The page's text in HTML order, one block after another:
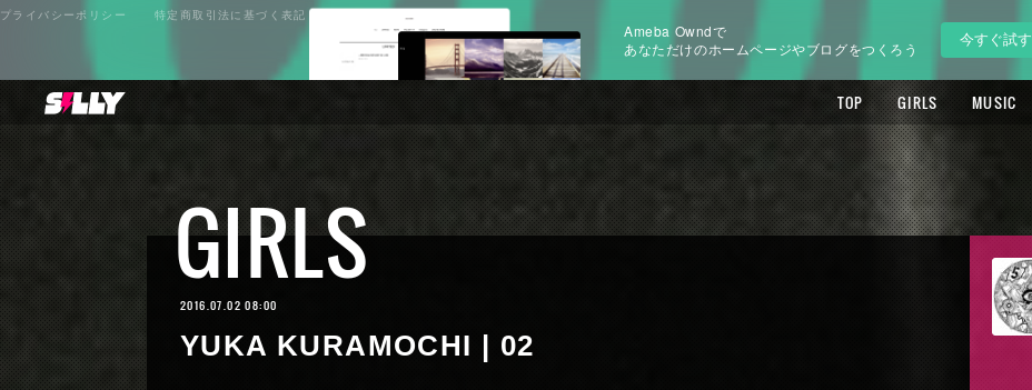
Ameba Owndで
あなただけのホームページやブログをつくろう
今すぐ試す
TOP GIRLS MUSIC
GIRLS
2016.07.02 08:00
YUKA KURAMOCHI | 02
プライバシーポリシー 特定商取引法に基づく表記